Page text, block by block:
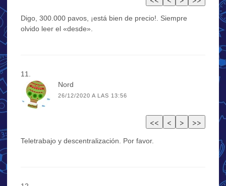
Digo, 300.000 pavos, ¡está bien de precio!. Siempre
olvido leer el «desde».
Nord
26/12/2020 A LAS 13:56
Teletrabajo y descentralización. Por favor.